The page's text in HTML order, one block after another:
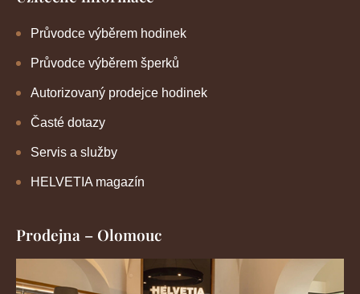
Průvodce výběrem hodinek
Průvodce výběrem šperků
Autorizovaný prodejce hodinek
Časté dotazy
Servis a služby
HELVETIA magazín
Prodejna – Olomouc